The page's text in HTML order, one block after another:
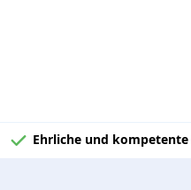
Ehrliche und kompetente